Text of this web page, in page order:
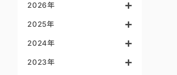
2026年
2025年
2024年
2023年